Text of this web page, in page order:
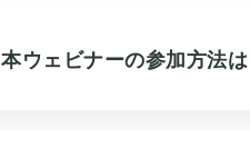
本ウェビナーの参加方法は